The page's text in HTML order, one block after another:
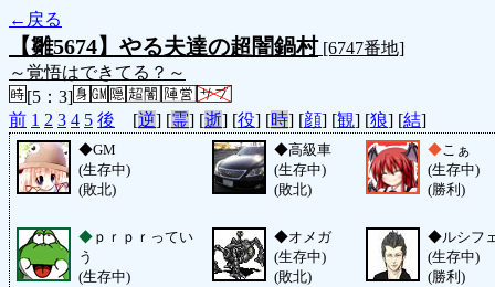
←戻る
【雛5674】やる夫達の超闇鍋村[6747番地]
～覚悟はできてる？～
[5：3]
前 1 2 3 4 5 後 [逆] [霊] [逝] [役] [時] [顔] [観] [狼] [結]
◆GM
(生存中)
(敗北)
◆高級車
(生存中)
(敗北)
◆こぁ
(生存中)
(勝利)
◆ ｐｒｐｒってい
う
(生存中)
◆オメガ
(生存中)
(敗北)
◆ルシフ
(生存中)
(勝利)